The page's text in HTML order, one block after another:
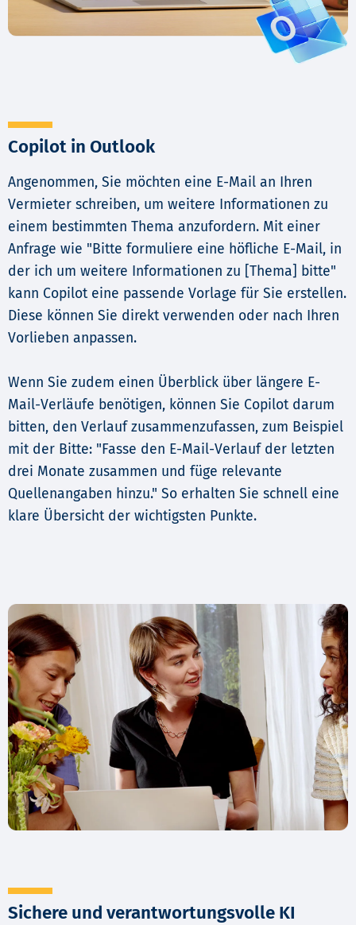
Copilot in Outlook
Angenommen, Sie möchten eine E-Mail an Ihren
Vermieter schreiben, um weitere Informationen zu
einem bestimmten Thema anzufordern. Mit einer
Anfrage wie "Bitte formuliere eine höfliche E-Mail, in
der ich um weitere Informationen zu [Thema] bitte"
kann Copilot eine passende Vorlage für Sie erstellen.
Diese können Sie direkt verwenden oder nach Ihren
Vorlieben anpassen.
Wenn Sie zudem einen Überblick über längere E-
Mail-Verläufe benötigen, können Sie Copilot darum
bitten, den Verlauf zusammenzufassen, zum Beispiel
mit der Bitte: "Fasse den E-Mail-Verlauf der letzten
drei Monate zusammen und füge relevante
Quellenangaben hinzu." So erhalten Sie schnell eine
klare Übersicht der wichtigsten Punkte.
Sichere und verantwortungsvolle KI